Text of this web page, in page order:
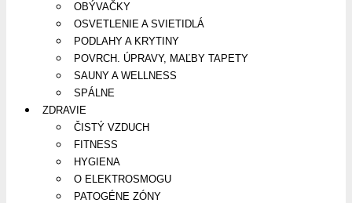
OBÝVAČKY
OSVETLENIE A SVIETIDLÁ
PODLAHY A KRYTINY
POVRCH. ÚPRAVY, MAĽBY TAPETY
SAUNY A WELLNESS
SPÁLNE
ZDRAVIE
ČISTÝ VZDUCH
FITNESS
HYGIENA
O ELEKTROSMOGU
PATOGÉNE ZÓNY